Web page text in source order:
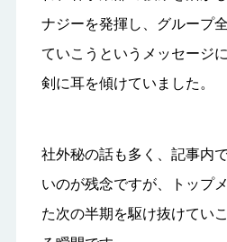
ナジーを発揮し、グループ
ていこうというメッセージ
剣に耳を傾けていました。
社外秘の話も多く、記事内
いのが残念ですが、トップ
た次の半期を駆け抜けてい